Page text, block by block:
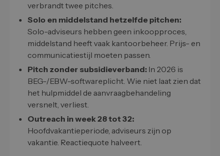
verbrandt twee pitches.
Solo en middelstand hetzelfde pitchen:
Solo-adviseurs hebben geen inkoopproces,
middelstand heeft vaak kantoorbeheer. Prijs- en
communicatiestijl moeten passen.
Pitch zonder subsidieverband: In 2026 is
BEG-/EBW-softwareplicht. Wie niet laat zien dat
het hulpmiddel de aanvraagbehandeling
versnelt, verliest.
Outreach in week 28 tot 32:
Hoofdvakantieperiode, adviseurs zijn op
vakantie. Reactiequote halveert.